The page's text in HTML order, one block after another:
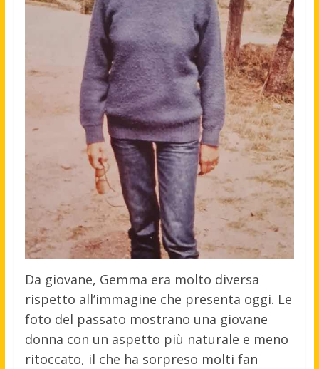
Da giovane, Gemma era molto diversa
rispetto all’immagine che presenta oggi. Le
foto del passato mostrano una giovane
donna con un aspetto più naturale e meno
ritoccato, il che ha sorpreso molti fan